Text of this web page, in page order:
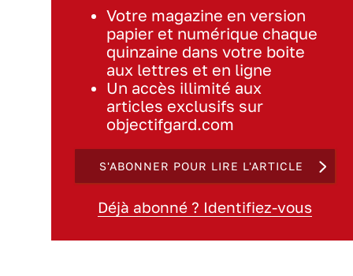
Votre magazine en version
papier et numérique chaque
quinzaine dans votre boite
aux lettres et en ligne
Un accès illimité aux
articles exclusifs sur
objectifgard.com
S'ABONNER POUR LIRE L'ARTICLE
Déjà abonné ? Identifiez-vous